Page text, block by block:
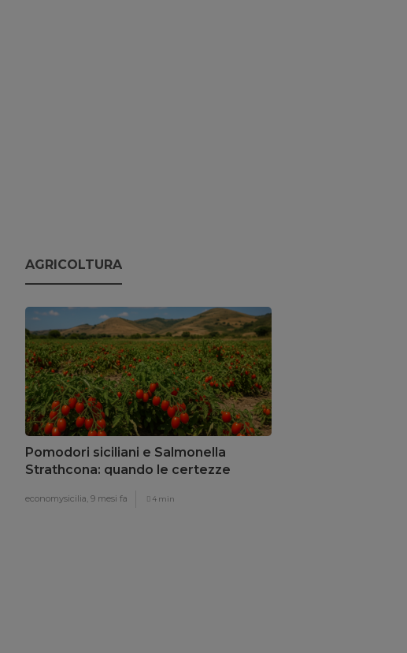
AGRICOLTURA
Pomodori siciliani e Salmonella
Strathcona: quando le certezze
economysicilia, 9 mesi fa 4 min